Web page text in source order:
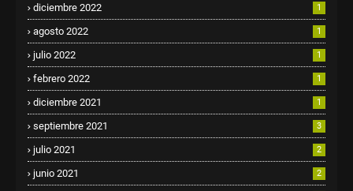
diciembre 2022 1
agosto 2022 1
julio 2022 1
febrero 2022 1
diciembre 2021 1
septiembre 2021 3
julio 2021 2
junio 2021 2